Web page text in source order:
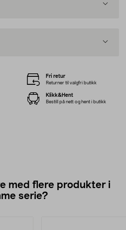
Fri retur
Returner til valgfri butikk
Klikk&Hent
Bestill på nett og hent i butikk
med flere produkter i
serie?